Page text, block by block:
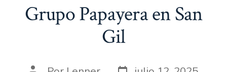
Grupo Papayera en San
Gil
Fecha